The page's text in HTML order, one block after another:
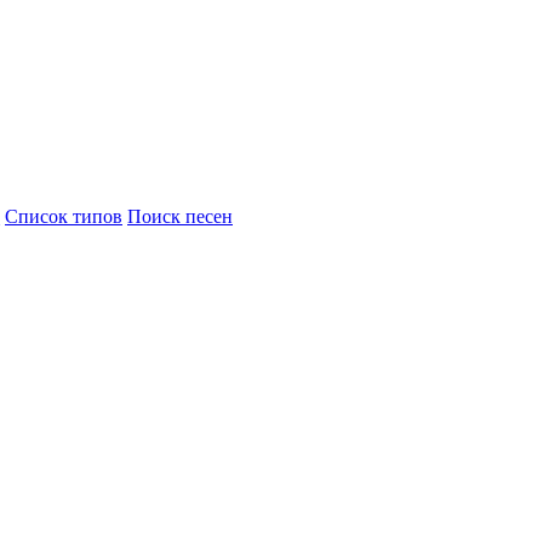
Cписок типов Поиск песен